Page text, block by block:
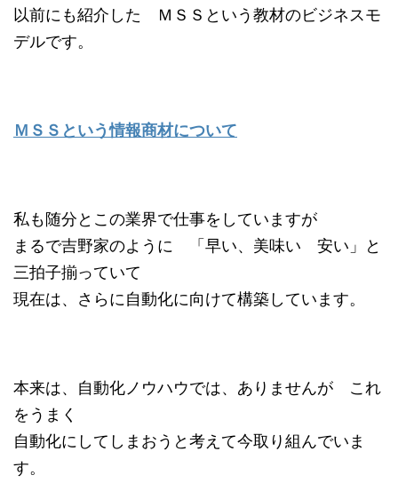
以前にも紹介した ＭＳＳという教材のビジネスモ
デルです。
ＭＳＳという情報商材について
私も随分とこの業界で仕事をしていますが
まるで吉野家のように 「早い、美味い 安い」と
三拍子揃っていて
現在は、さらに自動化に向けて構築しています。
本来は、自動化ノウハウでは、ありませんが これ
をうまく
自動化にしてしまおうと考えて今取り組んでいま
す。